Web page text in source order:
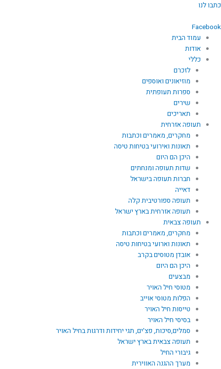
דילוג
כתבו לנו
Facebook
עמוד הבית
אודות
כללי
לזכרם
מוזיאונים ואוספים
ספרות תעופתית
שירים
תאריכים
תעופה אזרחית
מחקרים, מאמרים וכתבות
תאונות ואירועי בטיחות טיסה
היכן הם היום
שדות תעופה ומנחתים
חברות תעופה בישראל
דאייה
תעופה ספורטיבית קלה
תעופה אזרחית בארץ ישראל
תעופה צבאית
מחקרים, מאמרים וכתבות
תאונות וארועי בטיחות טיסה
אובדן מטוסים בקרב
היכן הם היום
מבצעים
מטוסי חיל האויר
הפלות מטוסי אוייב
טייסות חיל האויר
בסיסי חיל האויר
סמלים,סיכות, פצ'ים, תגי יחידות ודרגות בחיל האויר
תעופה צבאית בארץ ישראל
גיבורי החיל
מערך ההגנה האווירית